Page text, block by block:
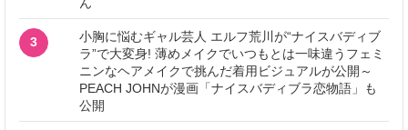
3
小胸に悩むギャル芸人 エルフ荒川が“ナイスバディブ
ラ”で大変身! 薄めメイクでいつもとは一味違うフェミ
ニンなヘアメイクで挑んだ着用ビジュアルが公開～
PEACH JOHNが漫画「ナイスバディブラ恋物語」も
公開